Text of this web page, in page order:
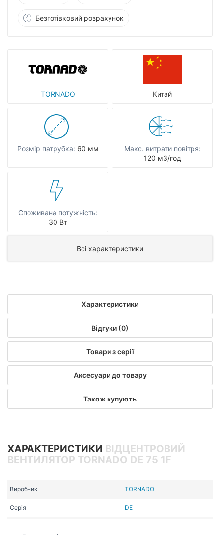
TORNADO Китай
Розмір патрубка: 60 мм
Макс. витрати повітря:
120 мЗ/год
Споживана потужність:
30 Вт
Всі характеристики
Безготівковий розрахунок
Характеристики
Відгуки (0)
Товари з серії
Аксесуари до товару
Також купують
ХАРАКТЕРИСТИКИ ВІДЦЕНТРОВИЙ
ВЕНТИЛЯТОР TORNADO DE 75 1F
Виробник TORNADO
Серія DE